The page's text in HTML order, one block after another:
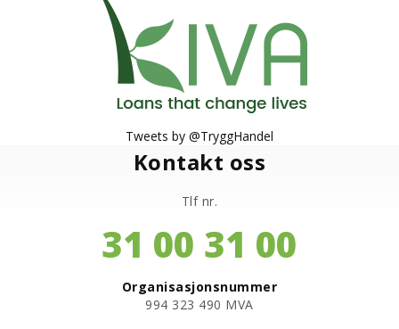
Tweets by @TryggHandel
Kontakt oss
Tlf nr.
31 00 31 00
Organisasjonsnummer
​994 323 490 MVA